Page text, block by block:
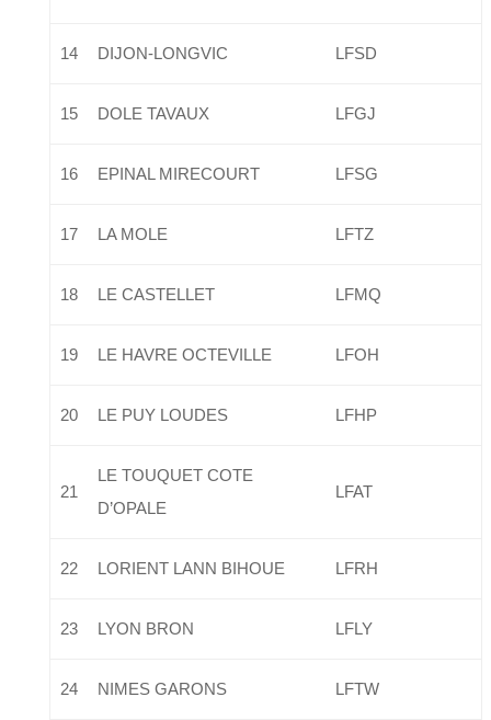
14 DIJON-LONGVIC LFSD
15 DOLE TAVAUX LFGJ
16 EPINAL MIRECOURT LFSG
17 LA MOLE LFTZ
18 LE CASTELLET LFMQ
19 LE HAVRE OCTEVILLE LFOH
20 LE PUY LOUDES LFHP
21
LE TOUQUET COTE
D’OPALE
LFAT
22 LORIENT LANN BIHOUE LFRH
23 LYON BRON LFLY
24 NIMES GARONS LFTW